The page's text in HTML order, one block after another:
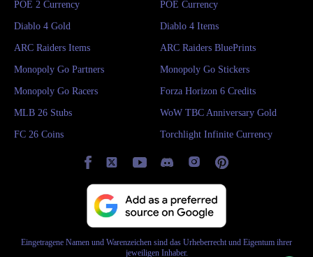
POE 2 Currency POE Currency
Diablo 4 Gold Diablo 4 Items
ARC Raiders Items ARC Raiders BluePrints
Monopoly Go Partners Monopoly Go Stickers
Monopoly Go Racers Forza Horizon 6 Credits
MLB 26 Stubs WoW TBC Anniversary Gold
FC 26 Coins Torchlight Infinite Currency
Eingetragene Namen und Warenzeichen sind das Urheberrecht und Eigentum ihrer
jeweiligen Inhaber.